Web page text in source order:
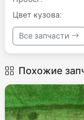
Цвет кузова:
Все запчасти
Похожие